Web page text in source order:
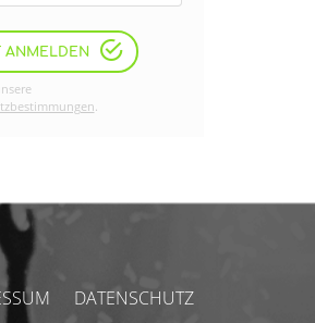
ANMELDEN
.
DATENSCHUTZ